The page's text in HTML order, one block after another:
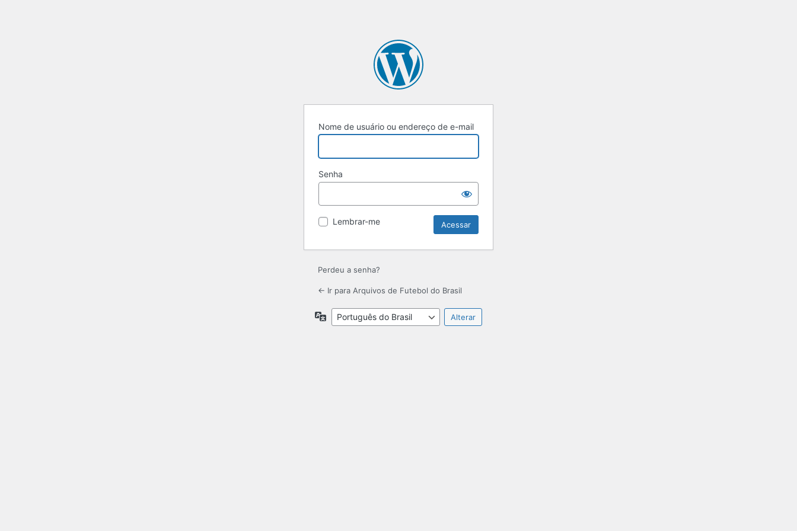
Nome de usuário ou endereço de e-mail
Senha
Lembrar-me
Perdeu a senha?
← Ir para Arquivos de Futebol do Brasil
Idioma